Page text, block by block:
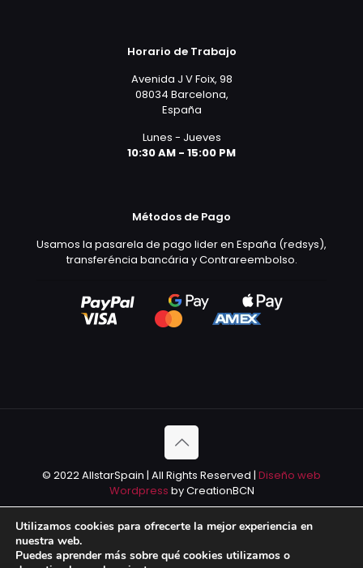
Horario de Trabajo
Avenida J V Foix, 98
08034 Barcelona,
España
Lunes - Jueves
10:30 AM - 15:00 PM
Métodos de Pago
Usamos la pasarela de pago lider en España (redsys),
transferéncia bancária y Contrareembolso.
© 2022 AllstarSpain | All Rights Reserved | Diseño web
Wordpress by CreationBCN
Utilizamos cookies para ofrecerte la mejor experiencia en
nuestra web.
Puedes aprender más sobre qué cookies utilizamos o